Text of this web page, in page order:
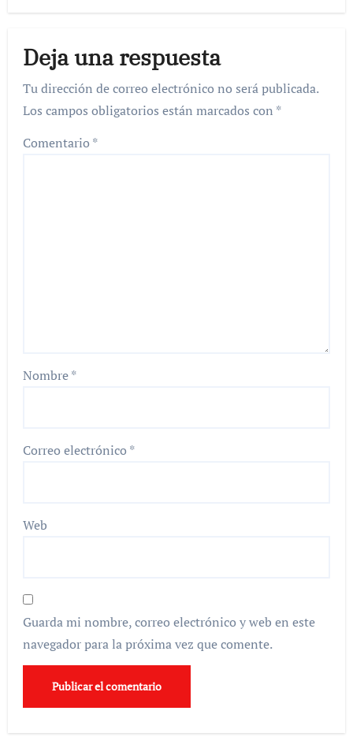
Deja una respuesta
Tu dirección de correo electrónico no será publicada.
Los campos obligatorios están marcados con *
Comentario *
Nombre*
Correo electrónico *
Web
Guarda mi nombre, correo electrónico y web en este
navegador para la próxima vez que comente.